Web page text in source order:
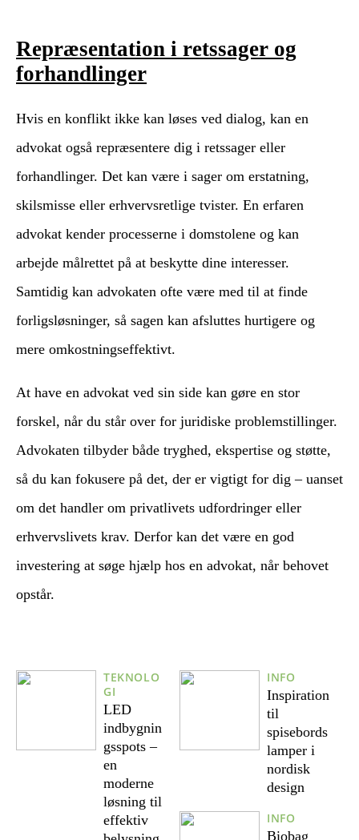
Repræsentation i retssager og
forhandlinger
Hvis en konflikt ikke kan løses ved dialog, kan en
advokat også repræsentere dig i retssager eller
forhandlinger. Det kan være i sager om erstatning,
skilsmisse eller erhvervsretlige tvister. En erfaren
advokat kender processerne i domstolene og kan
arbejde målrettet på at beskytte dine interesser.
Samtidig kan advokaten ofte være med til at finde
forligsløsninger, så sagen kan afsluttes hurtigere og
mere omkostningseffektivt.
At have en advokat ved sin side kan gøre en stor
forskel, når du står over for juridiske problemstillinger.
Advokaten tilbyder både tryghed, ekspertise og støtte,
så du kan fokusere på det, der er vigtigt for dig – uanset
om det handler om privatlivets udfordringer eller
erhvervslivets krav. Derfor kan det være en god
investering at søge hjælp hos en advokat, når behovet
opstår.
TEKNOLO
GI
LED
indbygnin
gsspots –
en
moderne
løsning til
effektiv
INFO
Inspiration
til
spisebords
lamper i
nordisk
design
INFO
Biobag